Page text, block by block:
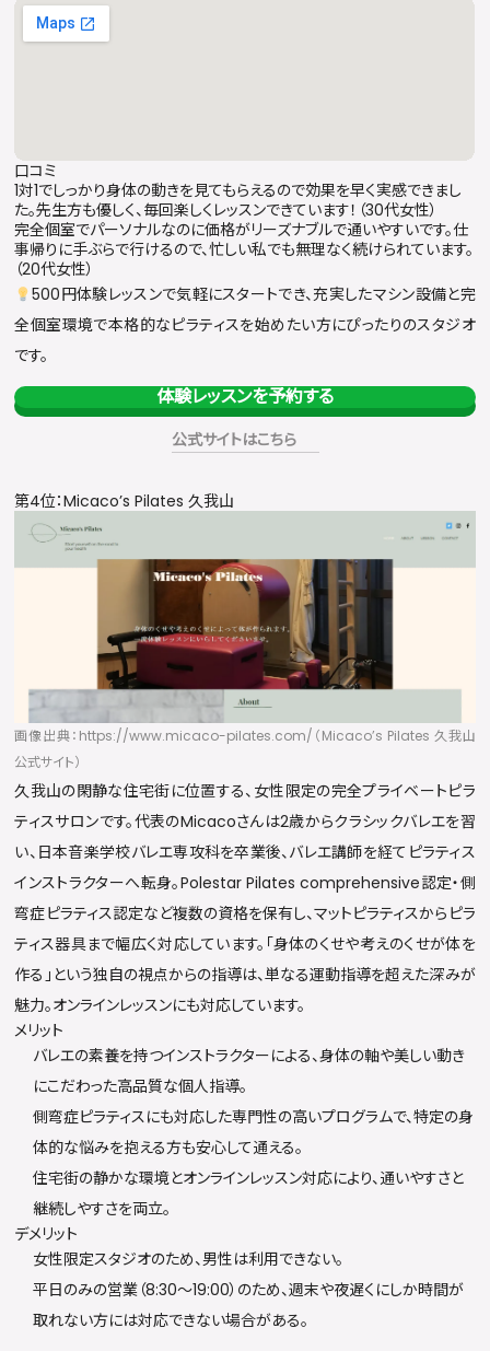
口コミ
1対1でしっかり身体の動きを見てもらえるので効果を早く実感できまし
た。先生方も優しく、毎回楽しくレッスンできています！（30代女性）
完全個室でパーソナルなのに価格がリーズナブルで通いやすいです。仕
事帰りに手ぶらで行けるので、忙しい私でも無理なく続けられています。
（20代女性）
500円体験レッスンで気軽にスタートでき、充実したマシン設備と完
全個室環境で本格的なピラティスを始めたい方にぴったりのスタジオ
です。
体験レッスンを予約する
公式サイトはこちら
第4位：Micaco’s Pilates 久我山
画像出典：https://www.micaco-pilates.com/（Micaco’s Pilates 久我山
公式サイト）
久我山の閑静な住宅街に位置する、女性限定の完全プライベートピラ
ティスサロンです。代表のMicacoさんは2歳からクラシックバレエを習
い、日本音楽学校バレエ専攻科を卒業後、バレエ講師を経てピラティス
インストラクターへ転身。Polestar Pilates comprehensive認定・側
弯症ピラティス認定など複数の資格を保有し、マットピラティスからピラ
ティス器具まで幅広く対応しています。「身体のくせや考えのくせが体を
作る」という独自の視点からの指導は、単なる運動指導を超えた深みが
魅力。オンラインレッスンにも対応しています。
メリット
バレエの素養を持つインストラクターによる、身体の軸や美しい動き
にこだわった高品質な個人指導。
側弯症ピラティスにも対応した専門性の高いプログラムで、特定の身
体的な悩みを抱える方も安心して通える。
住宅街の静かな環境とオンラインレッスン対応により、通いやすさと
継続しやすさを両立。
デメリット
女性限定スタジオのため、男性は利用できない。
平日のみの営業（8:30〜19:00）のため、週末や夜遅くにしか時間が
取れない方には対応できない場合がある。